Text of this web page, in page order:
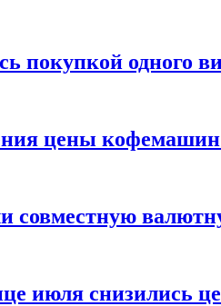
покупкой одного
цены кофемашин
совместную
июля снизились